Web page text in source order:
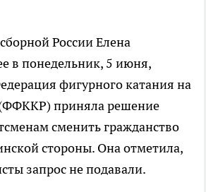
России Елена
в понедельник, 5 июня,
фигурного катания на
(ФФККР) приняла решение
сменить гражданство
стороны. Она отметила,
запрос не подавали.